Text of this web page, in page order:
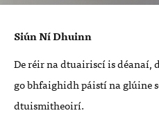
Siún Ní Dhuinn
De réir na dtuairiscí is déanaí,
go bhfaighidh páistí na glúine
dtuismitheoirí.